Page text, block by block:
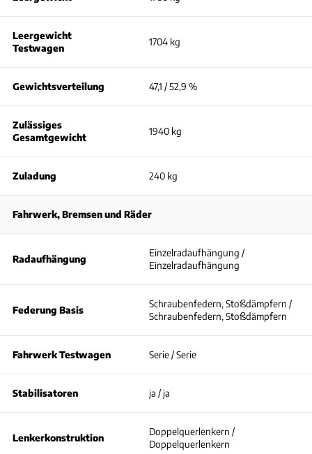
Leergewicht
Testwagen
1704 kg
Gewichtsverteilung 47,1 / 52,9 %
Zulässiges
Gesamtgewicht
1940 kg
Zuladung 240 kg
Fahrwerk, Bremsen und Räder
Radaufhängung
Einzelradaufhängung /
Einzelradaufhängung
Federung Basis
Schraubenfedern, Stoßdämpfern /
Schraubenfedern, Stoßdämpfern
Fahrwerk Testwagen Serie / Serie
Stabilisatoren ja / ja
Lenkerkonstruktion
Doppelquerlenkern /
Doppelquerlenkern